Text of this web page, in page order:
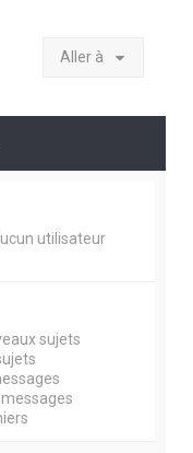
Aller à
utilisateur
sujets